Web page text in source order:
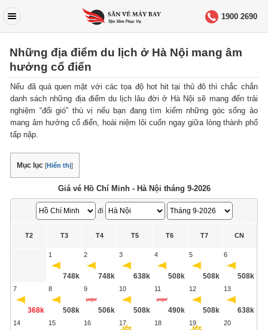
1900 2690
Những địa điểm du lịch ở Hà Nội mang âm
hưởng cổ điển
Nếu đã quá quen mặt với các tọa độ hot hit tại thủ đô thì chắc chắn
danh sách những địa điểm du lịch lâu đời ở Hà Nội sẽ mang đến trải
nghiệm “đổi gió” thú vị nếu bạn đang tìm kiếm những góc sống ảo
mang âm hưởng cổ điển, hoài niệm lôi cuốn ngay giữa lòng thành phố
tấp nập.
Mục lục [Hiển thị]
Giá vé Hồ Chí Minh - Hà Nội tháng 9-2026
đi
T2 T3 T4 T5 T6 T7 CN
1
748k
2
748k
3
638k
4
508k
5
508k
6
508k
7
368k
8
508k
9
506k
10
508k
11
490k
12
508k
13
638k
14 15 16 17 18 19 20